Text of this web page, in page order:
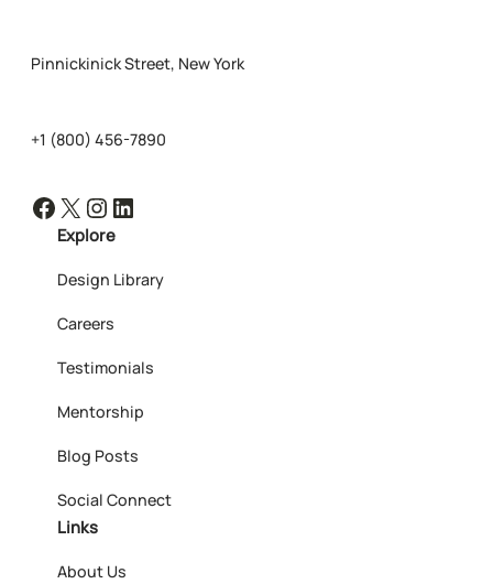
Pinnickinick Street, New York
+1 (800) 456-7890
Facebook X Instagram LinkedIn
Explore
Design Library
Careers
Testimonials
Mentorship
Blog Posts
Social Connect
Links
About Us